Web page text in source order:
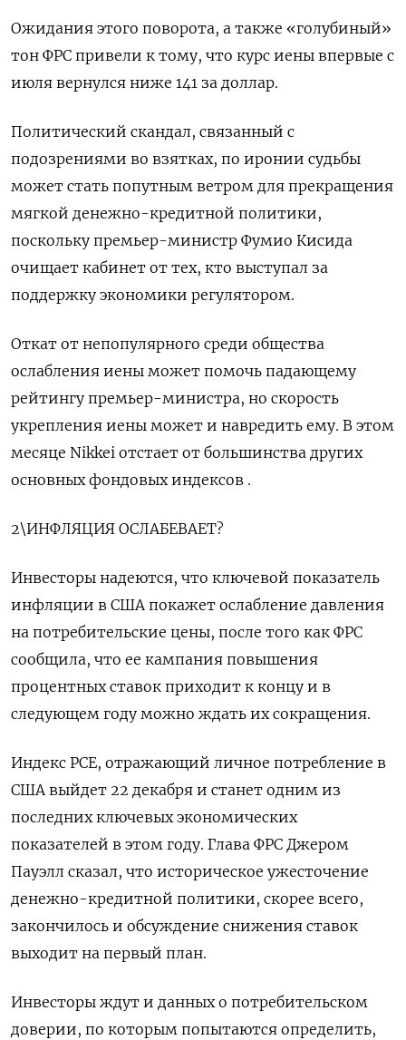
Ожидания этого поворота, а также «голубиный»
тон ФРС привели к тому, что курс иены впервые с
июля вернулся ниже 141 за доллар.
Политический скандал, связанный с
подозрениями во взятках, по иронии судьбы
может стать попутным ветром для прекращения
мягкой денежно-кредитной политики,
поскольку премьер-министр Фумио Кисида
очищает кабинет от тех, кто выступал за
поддержку экономики регулятором.
Откат от непопулярного среди общества
ослабления иены может помочь падающему
рейтингу премьер-министра, но скорость
укрепления иены может и навредить ему. В этом
месяце Nikkei отстает от большинства других
основных фондовых индексов .
2\ИНФЛЯЦИЯ ОСЛАБЕВАЕТ?
Инвесторы надеются, что ключевой показатель
инфляции в США покажет ослабление давления
на потребительские цены, после того как ФРС
сообщила, что ее кампания повышения
процентных ставок приходит к концу и в
следующем году можно ждать их сокращения.
Индекс PCE, отражающий личное потребление в
США выйдет 22 декабря и станет одним из
последних ключевых экономических
показателей в этом году. Глава ФРС Джером
Пауэлл сказал, что историческое ужесточение
денежно-кредитной политики, скорее всего,
закончилось и обсуждение снижения ставок
выходит на первый план.
Инвесторы ждут и данных о потребительском
доверии, по которым попытаются определить,